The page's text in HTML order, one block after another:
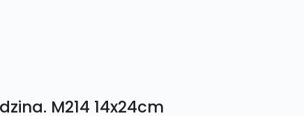
M214 14x24cm